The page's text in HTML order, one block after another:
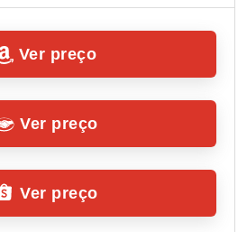
Ver preço
Ver preço
Ver preço